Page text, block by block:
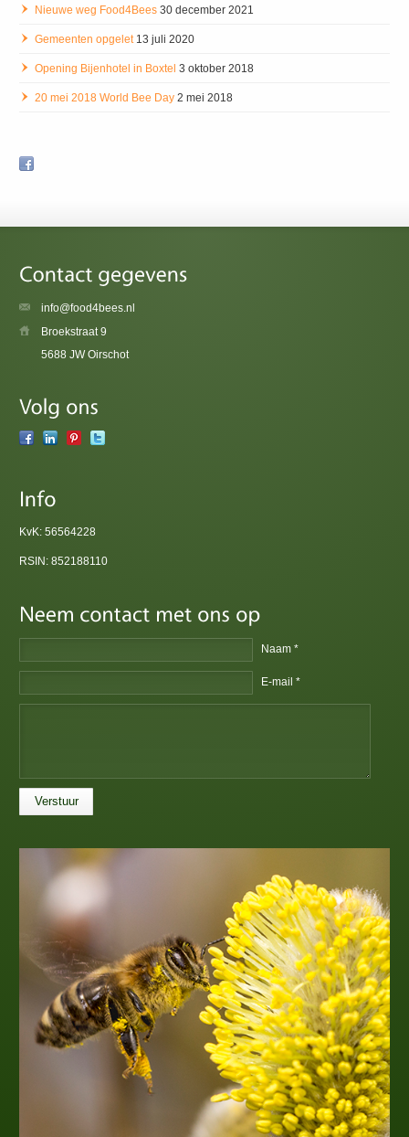
Nieuwe weg Food4Bees 30 december 2021
Gemeenten opgelet 13 juli 2020
Opening Bijenhotel in Boxtel 3 oktober 2018
20 mei 2018 World Bee Day 2 mei 2018
info@food4bees.nl
Broekstraat 9
5688 JW Oirschot
KvK: 56564228
RSIN: 852188110
Naam *
E-mail *
Verstuur